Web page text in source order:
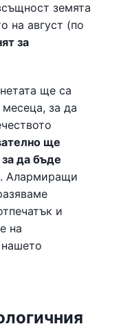
земята
на август (по
за
ще са
за да
ще
да бъде
. Алармиращи
и
на